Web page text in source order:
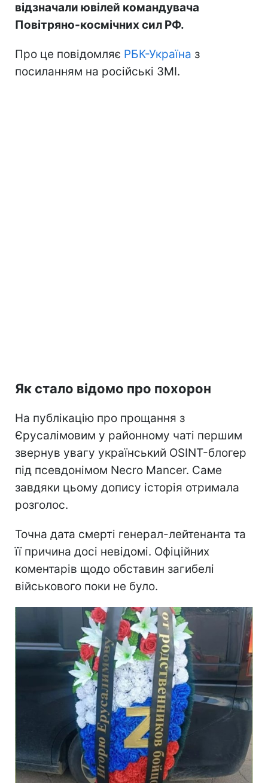
відзначали ювілей командувача
Повітряно-космічних сил РФ.
Про це повідомляє РБК-Україна з
посиланням на російські ЗМІ.
Як стало відомо про похорон
На публікацію про прощання з
Єрусалімовим у районному чаті першим
звернув увагу український OSINT-блогер
під псевдонімом Necro Mancer. Саме
завдяки цьому допису історія отримала
розголос.
Точна дата смерті генерал-лейтенанта та
її причина досі невідомі. Офіційних
коментарів щодо обставин загибелі
військового поки не було.